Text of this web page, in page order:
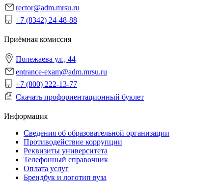
rector@adm.mrsu.ru
+7 (8342) 24-48-88
Приёмная комиссия
Полежаева ул., 44
entrance-exam@adm.mrsu.ru
+7 (800) 222-13-77
Скачать профориентационный буклет
Информация
Сведения об образовательной организации
Противодействие коррупции
Реквизиты университета
Телефонный справочник
Оплата услуг
Брендбук и логотип вуза